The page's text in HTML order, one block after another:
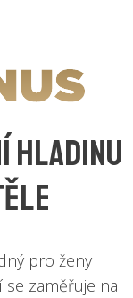
hladinu
pro ženy
se zaměřuje na